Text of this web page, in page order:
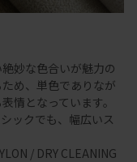
妙な色合いが魅力の
め、単色でありなが
情となっています。
ックでも、幅広いス
/ DRY CLEANING